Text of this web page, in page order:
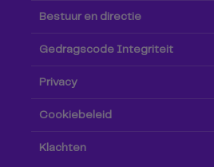
Bestuur en directie
Gedragscode Integriteit
Privacy
Cookiebeleid
Klachten